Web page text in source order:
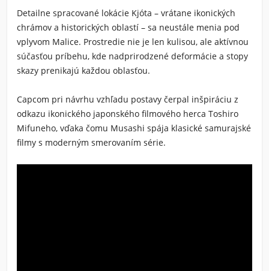
Detailne spracované lokácie Kjóta – vrátane ikonických
chrámov a historických oblastí – sa neustále menia pod
vplyvom Malice. Prostredie nie je len kulisou, ale aktívnou
súčasťou príbehu, kde nadprirodzené deformácie a stopy
skazy prenikajú každou oblasťou.
Capcom pri návrhu vzhľadu postavy čerpal inšpiráciu z
odkazu ikonického japonského filmového herca Toshiro
Mifuneho, vďaka čomu Musashi spája klasické samurajské
filmy s moderným smerovaním série.